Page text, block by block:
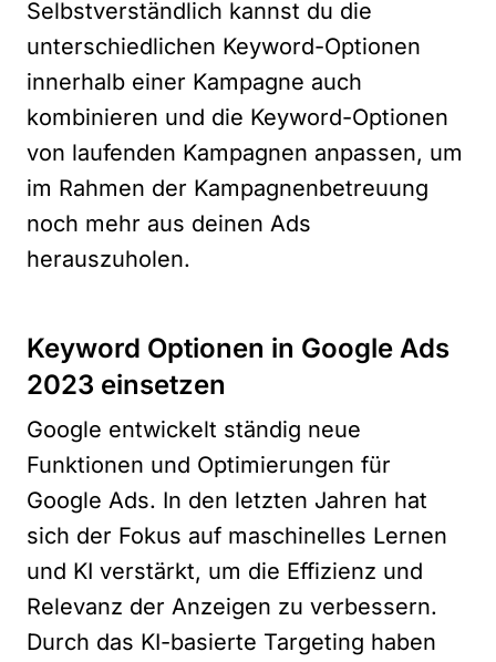
Selbstverständlich kannst du die
unterschiedlichen Keyword-Optionen
innerhalb einer Kampagne auch
kombinieren und die Keyword-Optionen
von laufenden Kampagnen anpassen, um
im Rahmen der Kampagnenbetreuung
noch mehr aus deinen Ads
herauszuholen.
Keyword Optionen in Google Ads
2023 einsetzen
Google entwickelt ständig neue
Funktionen und Optimierungen für
Google Ads. In den letzten Jahren hat
sich der Fokus auf maschinelles Lernen
und KI verstärkt, um die Effizienz und
Relevanz der Anzeigen zu verbessern.
Durch das KI-basierte Targeting haben